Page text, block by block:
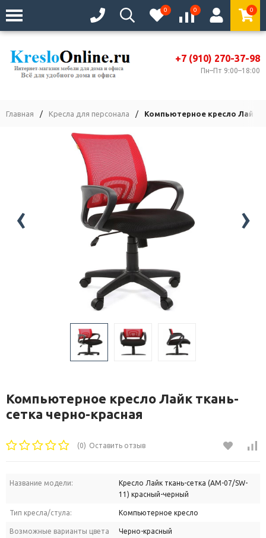
0 0 0
+7 (910) 270-37-98
Пн–Пт 9:00–18:00
Главная / Кресла для персонала / Компьютерное кресло Лайк
‹ ›
Компьютерное кресло Лайк ткань-
сетка черно-красная
(0) Оставить отзыв
Название модели:
Кресло Лайк ткань-сетка (AM-07/SW-
11) красный-черный
Тип кресла/стула: Компьютерное кресло
Возможные варианты цвета
Черно-красный